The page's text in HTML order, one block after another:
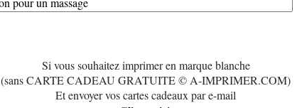
Si vous souhaitez imprimer en marque blanche
(sans CARTE CADEAU GRATUITE © A-IMPRIMER.COM)
Et envoyer vos cartes cadeaux par e-mail